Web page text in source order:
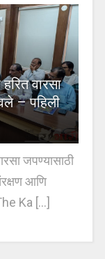
वारसा
– पहिली
जपण्यासाठी
आणि
Ka [...]